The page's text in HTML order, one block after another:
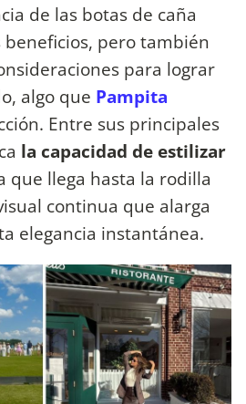
de las botas de caña
pero también
para lograr
algo que Pampita
Entre sus principales
la capacidad de estilizar
que llega hasta la rodilla
continua que alarga
elegancia instantánea.